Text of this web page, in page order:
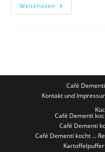
Weiterlesen
Café Dementi
Kontakt und
Café Dementi
Café Dementi
Café Dementi kocht …
Kartoffelpuffer